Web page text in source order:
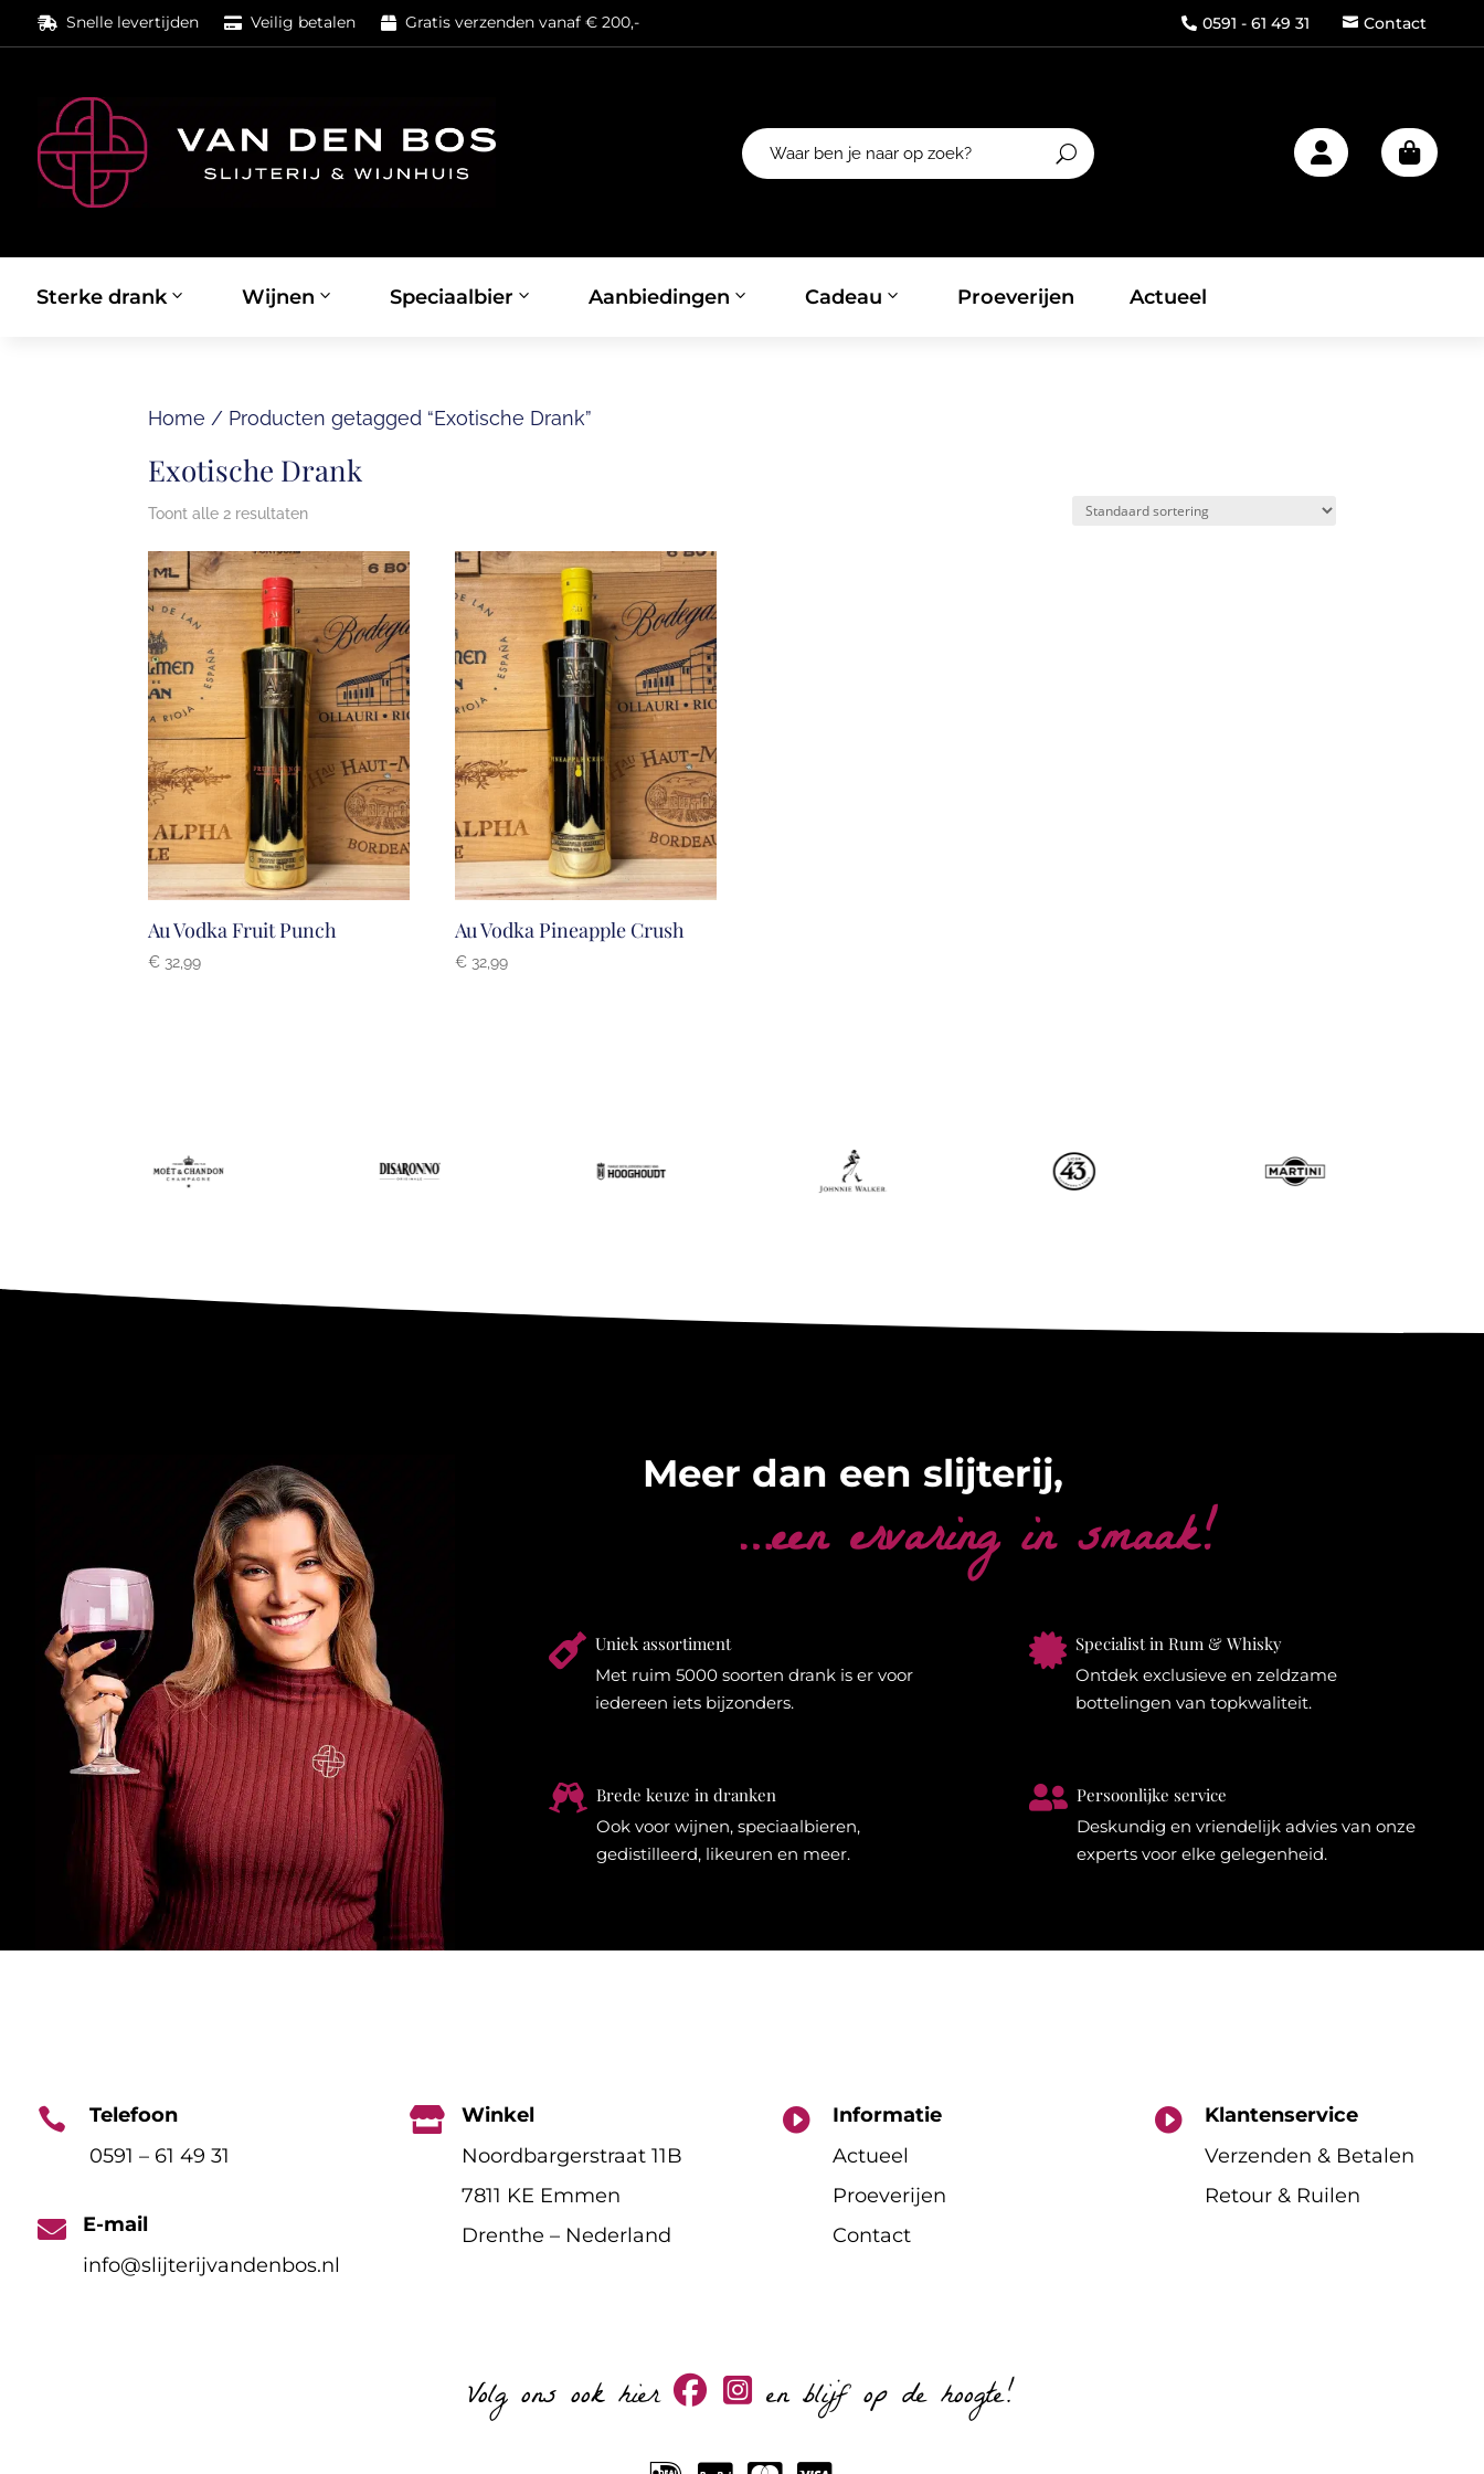
 Snelle levertijden  Veilig betalen  Gratis verzenden vanaf € 200,-  0591 - 61 49 31  Contact

Sterke drank Wijnen Speciaalbier Aanbiedingen Cadeau Proeverijen Actueel
Home / Producten getagged “Exotische Drank”
Exotische Drank
Toont alle 2 resultaten
Au Vodka Fruit Punch
€ 32,99
Au Vodka Pineapple Crush
€ 32,99
Meer dan een slijterij,
…een ervaring in smaak!
 Uniek assortiment
Met ruim 5000 soorten drank is er voor
iedereen iets bijzonders.
 Specialist in Rum & Whisky
Ontdek exclusieve en zeldzame
bottelingen van topkwaliteit.
 Brede keuze in dranken
Ook voor wijnen, speciaalbieren,
gedistilleerd, likeuren en meer.
 Persoonlijke service
Deskundig en vriendelijk advies van onze
experts voor elke gelegenheid.

Telefoon
0591 – 61 49 31

E-mail
info@slijterijvandenbos.nl

Winkel
Noordbargerstraat 11B
7811 KE Emmen
Drenthe – Nederland

Informatie
Actueel
Proeverijen
Contact

Klantenservice
Verzenden & Betalen
Retour & Ruilen
Volg ons ook hier en blijf op de hoogte!